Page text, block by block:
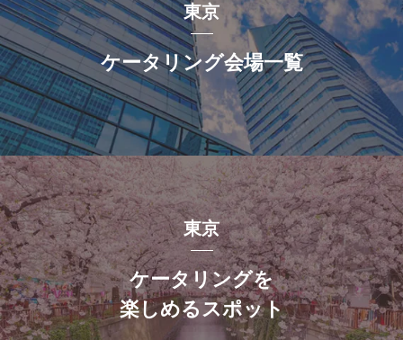
東京
ケータリング会場一覧
東京
ケータリングを
楽しめるスポット